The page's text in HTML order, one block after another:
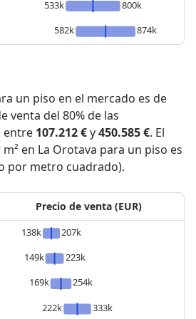
533k
800k
582k
874k
un piso en el mercado es de
venta del 80% de las
entre 107.212 €y450.585 €. El
en La Orotava para un piso es
por metro cuadrado).
Precio de venta (EUR)
138k
207k
149k
223k
169k
254k
222k
333k